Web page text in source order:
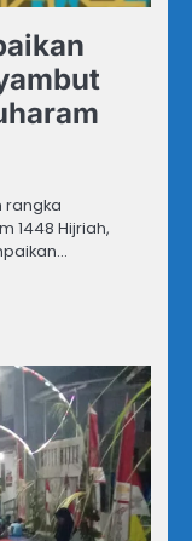
rangka
1448 Hijriah,